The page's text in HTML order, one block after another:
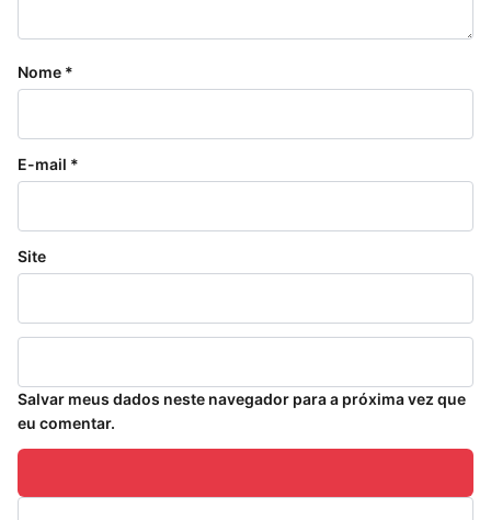
Nome *
E-mail *
Site
Salvar meus dados neste navegador para a próxima vez que
eu comentar.